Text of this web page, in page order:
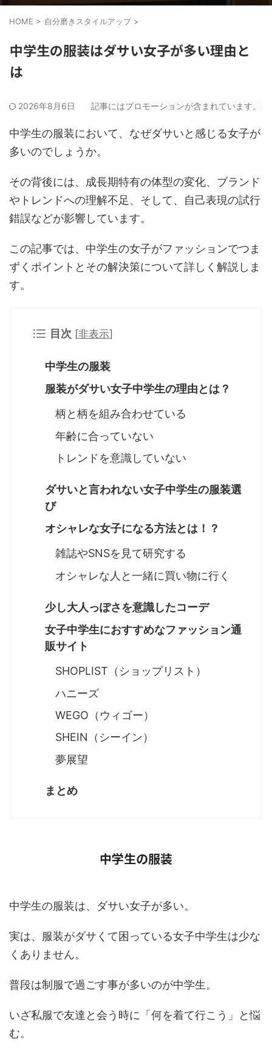
HOME > 自分磨きスタイルアップ >
中学生の服装はダサい女子が多い理由と
は
2026年8月6日 記事にはプロモーションが含まれています。
中学生の服装において、なぜダサいと感じる女子が
多いのでしょうか。
その背後には、成長期特有の体型の変化、ブランド
やトレンドへの理解不足、そして、自己表現の試行
錯誤などが影響しています。
この記事では、中学生の女子がファッションでつま
ずくポイントとその解決策について詳しく解説しま
す。
目次 [非表示]
中学生の服装
服装がダサい女子中学生の理由とは？
柄と柄を組み合わせている
年齢に合っていない
トレンドを意識していない
ダサいと言われない女子中学生の服装選
び
オシャレな女子になる方法とは！？
雑誌やSNSを見て研究する
オシャレな人と一緒に買い物に行く
少し大人っぽさを意識したコーデ
女子中学生におすすめなファッション通
販サイト
SHOPLIST（ショップリスト）
ハニーズ
WEGO（ウィゴー）
SHEIN（シーイン）
夢展望
まとめ
中学生の服装
中学生の服装は、ダサい女子が多い。
実は、服装がダサくて困っている女子中学生は少な
くありません。
普段は制服で過ごす事が多いのが中学生。
いざ私服で友達と会う時に「何を着て行こう」と悩
む。